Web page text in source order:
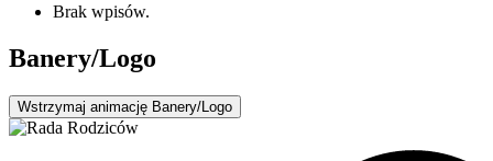
Brak wpisów.
Banery/Logo
Wstrzymaj animację Banery/Logo